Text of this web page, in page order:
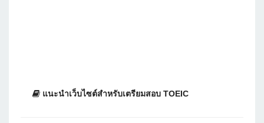
แนะนำเว็บไซต์สำหรับเตรียมสอบ TOEIC